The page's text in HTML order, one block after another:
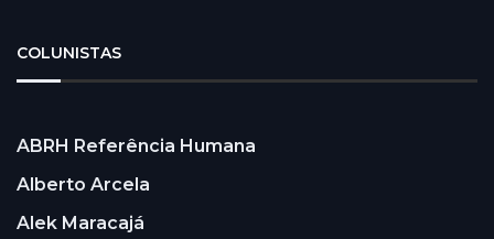
COLUNISTAS
ABRH Referência Humana
Alberto Arcela
Alek Maracajá